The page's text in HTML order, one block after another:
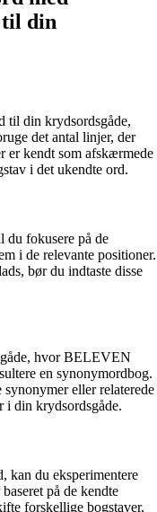
til din
til din krydsordsgåde,
det antal linjer, der
er kendt som afskærmede
i det ukendte ord.
du fokusere på de
i de relevante positioner.
bør du indtaste disse
hvor BELEVEN
en synonymordbog.
eller relaterede
i din krydsordsgåde.
kan du eksperimentere
på de kendte
forskellige bogstaver,